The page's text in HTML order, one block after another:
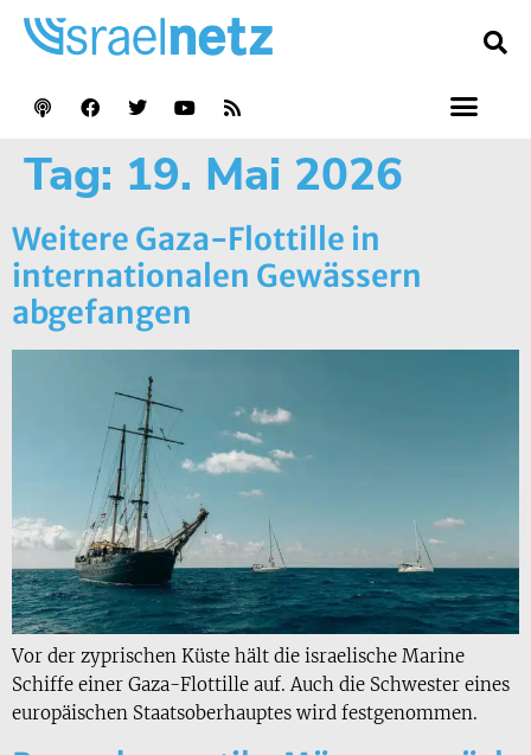
Tag: 19. Mai 2026
Weitere Gaza-Flottille in
internationalen Gewässern
abgefangen
Vor der zyprischen Küste hält die israelische Marine
Schiffe einer Gaza-Flottille auf. Auch die Schwester eines
europäischen Staatsoberhauptes wird festgenommen.